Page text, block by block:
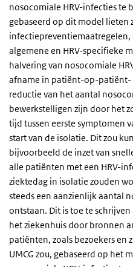
nosocomiale HRV-infecties te
gebaseerd op dit model lieten
algemene en HRV-specifieke
halvering van nosocomiale
afname in patiënt-op-patiënt-
reductie van het aantal
bewerkstelligen zijn door het
tijd tussen eerste symptomen
start van de isolatie. Dit zou
bijvoorbeeld de inzet van
alle patiënten met een HRV-
ziektedag in isolatie zouden
steeds een aanzienlijk aantal
ontstaan. Dit is toe te
het ziekenhuis door bronnen
patiënten, zoals bezoekers en
UMCG zou, gebaseerd op het